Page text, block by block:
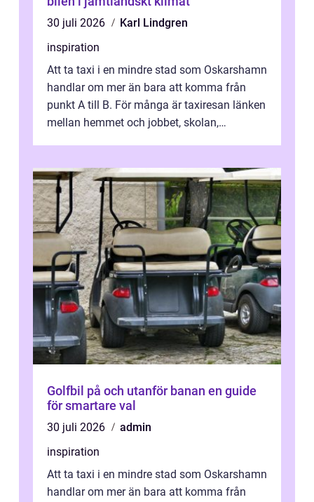
30 juli 2026
Karl Lindgren
inspiration
Att ta taxi i en mindre stad som Oskarshamn
handlar om mer än bara att komma från
punkt A till B. För många är taxiresan länken
mellan hemmet och jobbet, skolan,
Golfbil på och utanför banan en guide
för smartare val
30 juli 2026
admin
inspiration
Att ta taxi i en mindre stad som Oskarshamn
handlar om mer än bara att komma från